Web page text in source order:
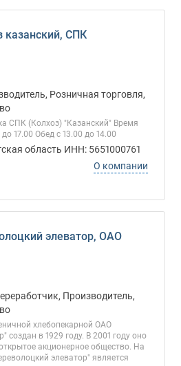
казанский, СПК
Розничная торговля,
СПК (Колхоз) "Казанский" Время
17.00 Обед с 13.00 до 14.00
область ИНН: 5651000761
О компании
элеватор, ОАО
Производитель,
хлебопекарной ОАО
создан в 1929 году. В 2001 году оно
акционерное общество. На
элеватор" является